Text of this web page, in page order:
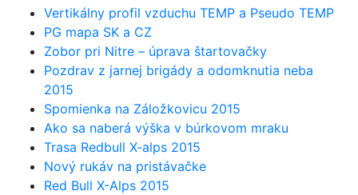
Vertikálny profil vzduchu TEMP a Pseudo TEMP
PG mapa SK a CZ
Zobor pri Nitre – úprava štartovačky
Pozdrav z jarnej brigády a odomknutia neba
2015
Spomienka na Záložkovicu 2015
Ako sa naberá výška v búrkovom mraku
Trasa Redbull X-alps 2015
Nový rukáv na pristávačke
Red Bull X-Alps 2015